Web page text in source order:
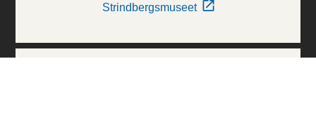
Strindbergsmuseet